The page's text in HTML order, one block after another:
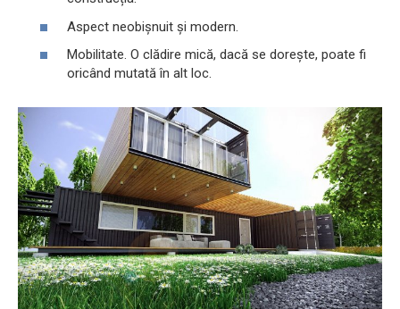
Aspect neobișnuit și modern.
Mobilitate. O clădire mică, dacă se dorește, poate fi
oricând mutată în alt loc.